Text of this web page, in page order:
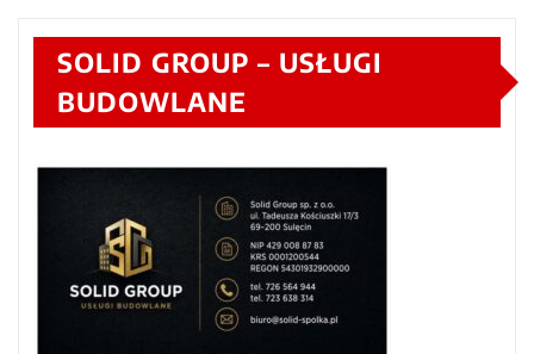
SOLID GROUP – USŁUGI
BUDOWLANE